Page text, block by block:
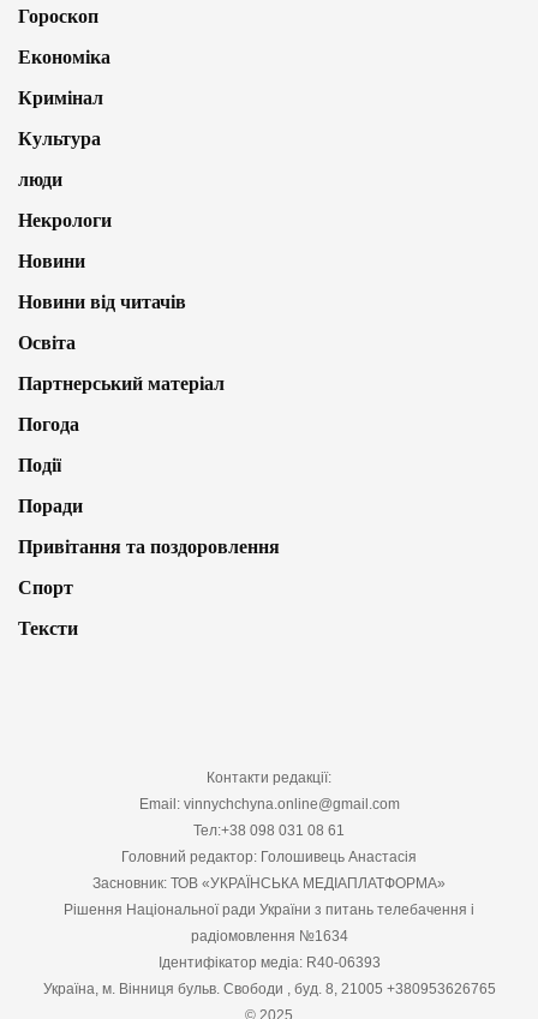
Гороскоп
Економіка
Кримінал
Культура
люди
Некрологи
Новини
Новини від читачів
Освіта
Партнерський матеріал
Погода
Події
Поради
Привітання та поздоровлення
Спорт
Тексти
Контакти редакції:
Email: vinnychchyna.online@gmail.com
Тел:+38 098 031 08 61
Головний редактор: Голошивець Анастасія
Засновник: ТОВ «УКРАЇНСЬКА МЕДІАПЛАТФОРМА»
Рішення Національної ради України з питань телебачення і
радіомовлення №1634
Ідентифікатор медіа: R40-06393
Україна, м. Вінниця бульв. Свободи , буд. 8, 21005 +380953626765
© 2025